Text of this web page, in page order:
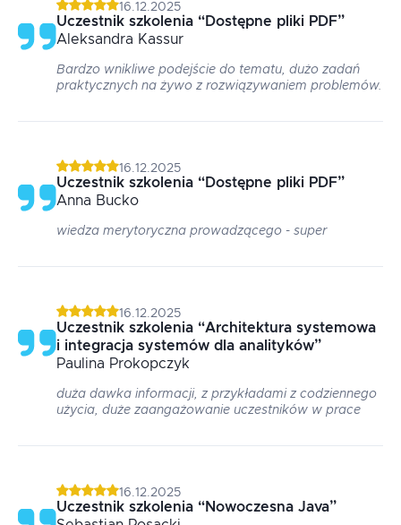
16.12.2025
Uczestnik szkolenia “Dostępne pliki PDF”
Aleksandra Kassur
Bardzo wnikliwe podejście do tematu, dużo zadań
praktycznych na żywo z rozwiązywaniem problemów.
16.12.2025
Uczestnik szkolenia “Dostępne pliki PDF”
Anna Bucko
wiedza merytoryczna prowadzącego - super
16.12.2025
Uczestnik szkolenia “Architektura systemowa
i integracja systemów dla analityków”
Paulina Prokopczyk
duża dawka informacji, z przykładami z codziennego
użycia, duże zaangażowanie uczestników w prace
16.12.2025
Uczestnik szkolenia “Nowoczesna Java”